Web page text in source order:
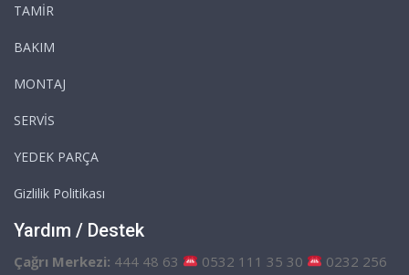
TAMİR
BAKIM
MONTAJ
SERVİS
YEDEK PARÇA
Gizlilik Politikası
Yardım / Destek
Çağrı Merkezi: 444 48 63 0532 111 35 30
0232 256